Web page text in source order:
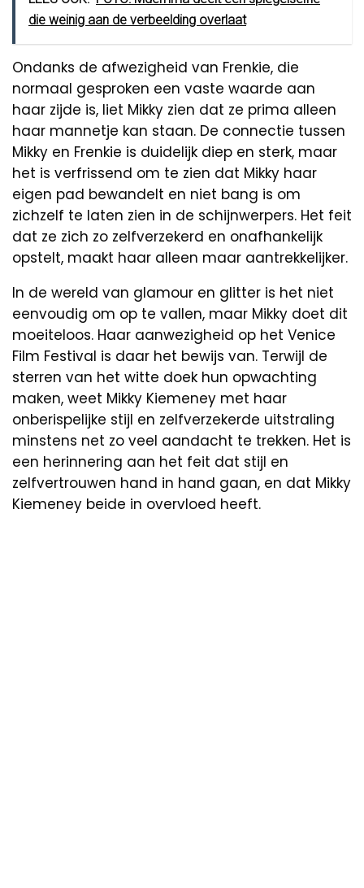
die weinig aan de verbeelding overlaat
Ondanks de afwezigheid van Frenkie, die
normaal gesproken een vaste waarde aan
haar zijde is, liet Mikky zien dat ze prima alleen
haar mannetje kan staan. De connectie tussen
Mikky en Frenkie is duidelijk diep en sterk, maar
het is verfrissend om te zien dat Mikky haar
eigen pad bewandelt en niet bang is om
zichzelf te laten zien in de schijnwerpers. Het feit
dat ze zich zo zelfverzekerd en onafhankelijk
opstelt, maakt haar alleen maar aantrekkelijker.
In de wereld van glamour en glitter is het niet
eenvoudig om op te vallen, maar Mikky doet dit
moeiteloos. Haar aanwezigheid op het Venice
Film Festival is daar het bewijs van. Terwijl de
sterren van het witte doek hun opwachting
maken, weet Mikky Kiemeney met haar
onberispelijke stijl en zelfverzekerde uitstraling
minstens net zo veel aandacht te trekken. Het is
een herinnering aan het feit dat stijl en
zelfvertrouwen hand in hand gaan, en dat Mikky
Kiemeney beide in overvloed heeft.